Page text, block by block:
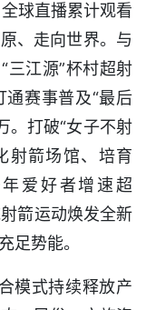
球直播累计观看
、走向世界。与
三江源”杯村超射
赛事普及“最后
。打破“女子不射
射箭场馆、培育
爱好者增速超
箭运动焕发全新
足势能。
模式持续释放产